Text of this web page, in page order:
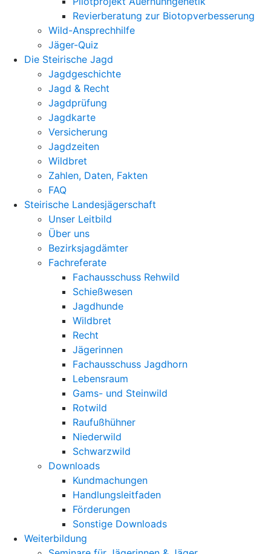
Revierberatung zur Biotopverbesserung
Wild-Ansprechhilfe
Jäger-Quiz
Die Steirische Jagd
Jagdgeschichte
Jagd & Recht
Jagdprüfung
Jagdkarte
Versicherung
Jagdzeiten
Wildbret
Zahlen, Daten, Fakten
FAQ
Steirische Landesjägerschaft
Unser Leitbild
Über uns
Bezirksjagdämter
Fachreferate
Fachausschuss Rehwild
Schießwesen
Jagdhunde
Wildbret
Recht
Jägerinnen
Fachausschuss Jagdhorn
Lebensraum
Gams- und Steinwild
Rotwild
Raufußhühner
Niederwild
Schwarzwild
Downloads
Kundmachungen
Handlungsleitfaden
Förderungen
Sonstige Downloads
Weiterbildung